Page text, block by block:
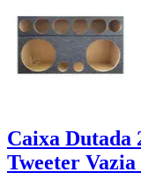
Caixa Dutada
Tweeter